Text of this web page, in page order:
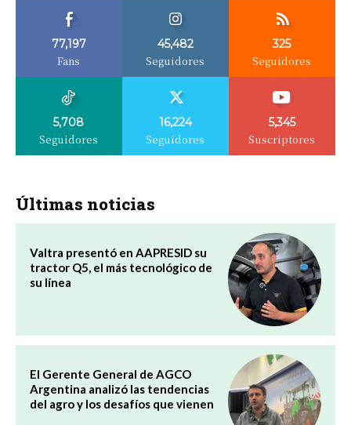
77,197
Fans
45,482
Seguidores
325
Seguidores
5,708
Seguidores
16,224
Seguidores
5,345
Suscriptores
Últimas noticias
Valtra presentó en AAPRESID su
tractor Q5, el más tecnológico de
su línea
El Gerente General de AGCO
Argentina analizó las tendencias
del agro y los desafíos que vienen